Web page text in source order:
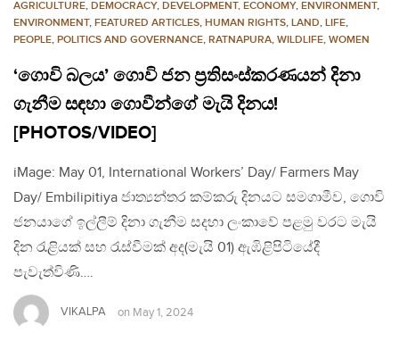
AGRICULTURE, DEMOCRACY, DEVELOPMENT, ECONOMY, ENVIRONMENT,
ENVIRONMENT, FEATURED ARTICLES, HUMAN RIGHTS, LAND, LIFE,
PEOPLE, POLITICS AND GOVERNANCE, RATNAPURA, WILDLIFE, WOMEN
‘ගොවි බලය’ ගොවි ජන ප්‍රතිසංස්කරණයන් දිනා
ගැනීම සඳහා ගොවීන්ගේ මැයි දිනය!
[PHOTOS/VIDEO]
iMage: May 01, International Workers’ Day/ Farmers May
Day/ Embilipitiya ජාත්‍යන්තර කම්කරු දිනයට සමගාමීව, ගොවි
ජනයාගේ ඉල්ලීම් දිනා ගැනීම සදහා ලංකාවේ පළමු වරට මැයි
දින රැළියක් සහ රැස්වීමක් අද(මැයි 01) ඇඹිළිපිටියේදී
පැවැත්විණි….
VIKALPA on May 1, 2024